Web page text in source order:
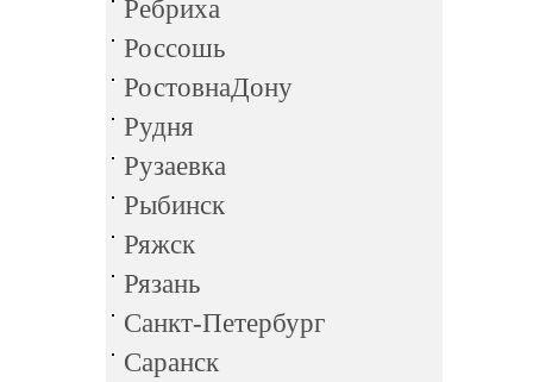
Ребриха
Россошь
РостовнаДону
Рудня
Рузаевка
Рыбинск
Ряжск
Рязань
Санкт-Петербург
Саранск